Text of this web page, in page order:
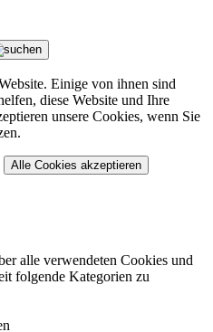
Einige von ihnen sind
diese Website und Ihre
unsere Cookies, wenn Sie
Alle Cookies akzeptieren
alle verwendeten Cookies und
folgende Kategorien zu